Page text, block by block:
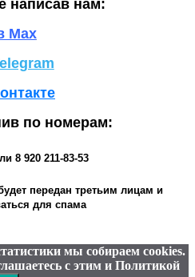
написав нам:
Max
по номерам:
8 920 211-83-53
передан третьим лицам и
для спама
мы собираем cookies.
с этим и Политикой